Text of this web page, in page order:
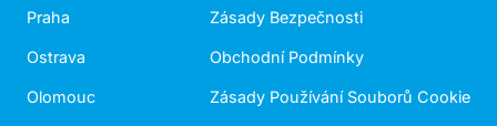
Praha
Ostrava
Olomouc
Zásady Bezpečnosti
Obchodní Podmínky
Zásady Používání Souborů Cookie